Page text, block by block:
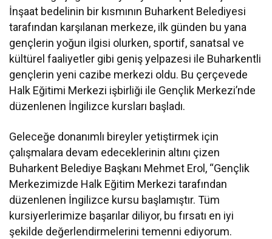
İnşaat bedelinin bir kısmının Buharkent Belediyesi
tarafından karşılanan merkeze, ilk günden bu yana
gençlerin yoğun ilgisi olurken, sportif, sanatsal ve
kültürel faaliyetler gibi geniş yelpazesi ile Buharkentli
gençlerin yeni cazibe merkezi oldu. Bu çerçevede
Halk Eğitimi Merkezi işbirliği ile Gençlik Merkezi’nde
düzenlenen İngilizce kursları başladı.
Geleceğe donanımlı bireyler yetiştirmek için
çalışmalara devam edeceklerinin altını çizen
Buharkent Belediye Başkanı Mehmet Erol, “Gençlik
Merkezimizde Halk Eğitim Merkezi tarafından
düzenlenen İngilizce kursu başlamıştır. Tüm
kursiyerlerimize başarılar diliyor, bu fırsatı en iyi
şekilde değerlendirmelerini temenni ediyorum.